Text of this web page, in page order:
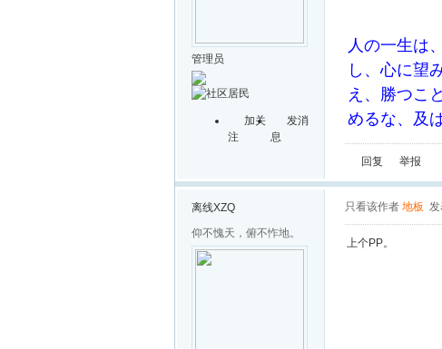
管理员
加关
注
发消
息
人の一生は
し、心に望
え、勝つこ
めるな、及
回复 举报
离线XZQ
仰不愧天，俯不怍地。
只看该作者 地板
上个PP。